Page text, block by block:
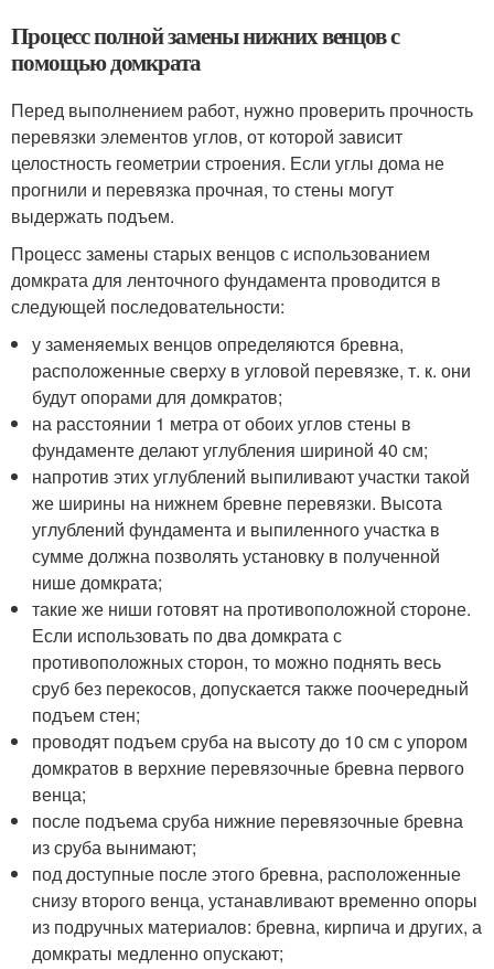
Процесс полной замены нижних венцов с
помощью домкрата
Перед выполнением работ, нужно проверить прочность
перевязки элементов углов, от которой зависит
целостность геометрии строения. Если углы дома не
прогнили и перевязка прочная, то стены могут
выдержать подъем.
Процесс замены старых венцов с использованием
домкрата для ленточного фундамента проводится в
следующей последовательности:
у заменяемых венцов определяются бревна,
расположенные сверху в угловой перевязке, т. к. они
будут опорами для домкратов;
на расстоянии 1 метра от обоих углов стены в
фундаменте делают углубления шириной 40 см;
напротив этих углублений выпиливают участки такой
же ширины на нижнем бревне перевязки. Высота
углублений фундамента и выпиленного участка в
сумме должна позволять установку в полученной
нише домкрата;
такие же ниши готовят на противоположной стороне.
Если использовать по два домкрата с
противоположных сторон, то можно поднять весь
сруб без перекосов, допускается также поочередный
подъем стен;
проводят подъем сруба на высоту до 10 см с упором
домкратов в верхние перевязочные бревна первого
венца;
после подъема сруба нижние перевязочные бревна
из сруба вынимают;
под доступные после этого бревна, расположенные
снизу второго венца, устанавливают временно опоры
из подручных материалов: бревна, кирпича и других, а
домкраты медленно опускают;